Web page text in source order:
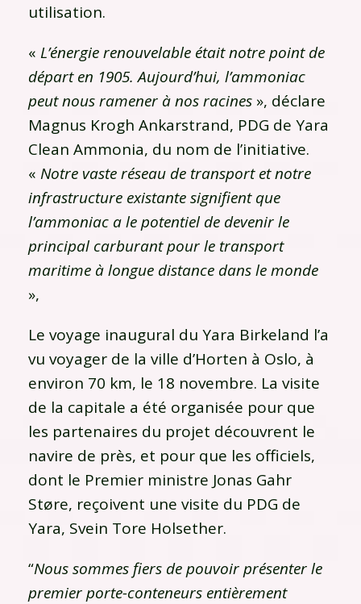
utilisation.
« L’énergie renouvelable était notre point de
départ en 1905. Aujourd’hui, l’ammoniac
peut nous ramener à nos racines », déclare
Magnus Krogh Ankarstrand, PDG de Yara
Clean Ammonia, du nom de l’initiative.
« Notre vaste réseau de transport et notre
infrastructure existante signifient que
l’ammoniac a le potentiel de devenir le
principal carburant pour le transport
maritime à longue distance dans le monde
»,
Le voyage inaugural du Yara Birkeland l’a
vu voyager de la ville d’Horten à Oslo, à
environ 70 km, le 18 novembre. La visite
de la capitale a été organisée pour que
les partenaires du projet découvrent le
navire de près, et pour que les officiels,
dont le Premier ministre Jonas Gahr
Støre, reçoivent une visite du PDG de
Yara, Svein Tore Holsether.
“Nous sommes fiers de pouvoir présenter le
premier porte-conteneurs entièrement